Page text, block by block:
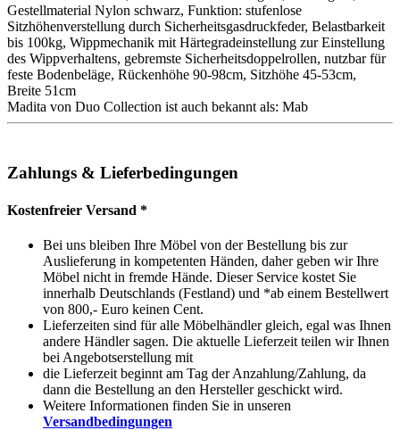
Gestellmaterial Nylon schwarz, Funktion: stufenlose
Sitzhöhenverstellung durch Sicherheitsgasdruckfeder, Belastbarkeit
bis 100kg, Wippmechanik mit Härtegradeinstellung zur Einstellung
des Wippverhaltens, gebremste Sicherheitsdoppelrollen, nutzbar für
feste Bodenbeläge, Rückenhöhe 90-98cm, Sitzhöhe 45-53cm,
Breite 51cm
Madita von Duo Collection ist auch bekannt als: Mab
Zahlungs & Lieferbedingungen
Kostenfreier Versand *
Bei uns bleiben Ihre Möbel von der Bestellung bis zur
Auslieferung in kompetenten Händen, daher geben wir Ihre
Möbel nicht in fremde Hände. Dieser Service kostet Sie
innerhalb Deutschlands (Festland) und *ab einem Bestellwert
von 800,- Euro keinen Cent.
Lieferzeiten sind für alle Möbelhändler gleich, egal was Ihnen
andere Händler sagen. Die aktuelle Lieferzeit teilen wir Ihnen
bei Angebotserstellung mit
die Lieferzeit beginnt am Tag der Anzahlung/Zahlung, da
dann die Bestellung an den Hersteller geschickt wird.
Weitere Informationen finden Sie in unseren
Versandbedingungen